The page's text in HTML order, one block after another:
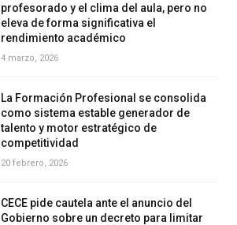
profesorado y el clima del aula, pero no
eleva de forma significativa el
rendimiento académico
4 marzo, 2026
La Formación Profesional se consolida
como sistema estable generador de
talento y motor estratégico de
competitividad
20 febrero, 2026
CECE pide cautela ante el anuncio del
Gobierno sobre un decreto para limitar